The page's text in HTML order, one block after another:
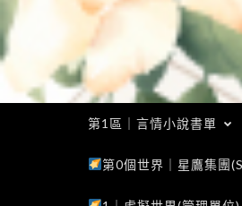
第1區｜言情小說書單
第0個世界｜星鷹集團